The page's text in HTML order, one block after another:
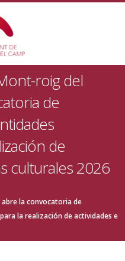
roig del
de
de
culturales 2026
la convocatoria de
la realización de actividades e